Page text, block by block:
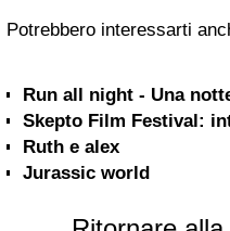
Potrebbero interessarti
Run all night - Una
Skepto Film Festival:
Ruth e alex
Jurassic world